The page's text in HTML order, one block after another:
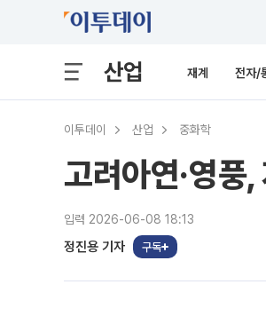
산업 재계 전자/
이투데이 산업 중화학
고려아연·영
입력 2026-06-08 18:13
정진용 기자 구독